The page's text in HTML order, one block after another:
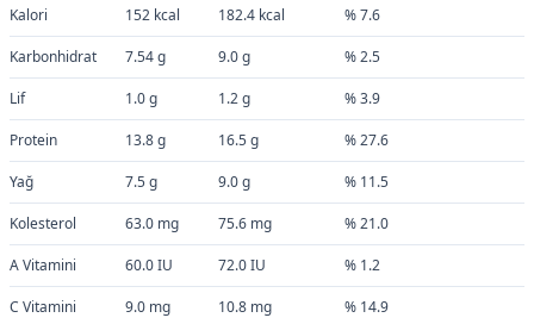
Kalori 152 kcal 182.4 kcal % 7.6
Karbonhidrat 7.54 g 9.0 g % 2.5
Lif 1.0 g 1.2 g % 3.9
Protein 13.8 g 16.5 g % 27.6
Yağ 7.5 g 9.0 g % 11.5
Kolesterol 63.0 mg 75.6 mg % 21.0
A Vitamini 60.0 IU 72.0 IU % 1.2
C Vitamini 9.0 mg 10.8 mg % 14.9